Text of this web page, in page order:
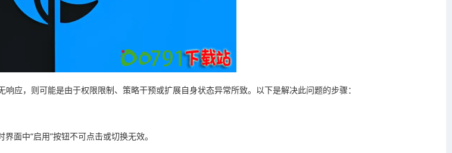
应，则可能是由于权限限制、策略干预或扩展自身状态异常所致。以下是解决此问题的步骤：
面中“启用”按钮不可点击或切换无效。